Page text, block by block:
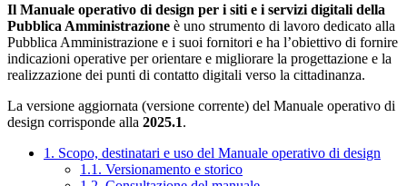
Il Manuale operativo di design per i siti e i servizi digitali della
Pubblica Amministrazione è uno strumento di lavoro dedicato alla
Pubblica Amministrazione e i suoi fornitori e ha l’obiettivo di fornire
indicazioni operative per orientare e migliorare la progettazione e la
realizzazione dei punti di contatto digitali verso la cittadinanza.
La versione aggiornata (versione corrente) del Manuale operativo di
design corrisponde alla 2025.1.
1. Scopo, destinatari e uso del Manuale operativo di design
1.1. Versionamento e storico